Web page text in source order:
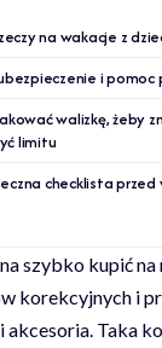
na wakacje z
ubezpieczenie i
walizkę, żeby
limitu
checklista przed
szybko kupić na
korekcyjnych i
Taka